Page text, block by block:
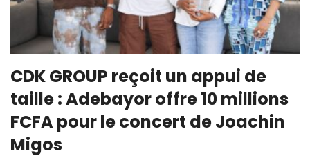
CDK GROUP reçoit un appui de
taille : Adebayor offre 10 millions
FCFA pour le concert de Joachin
Migos